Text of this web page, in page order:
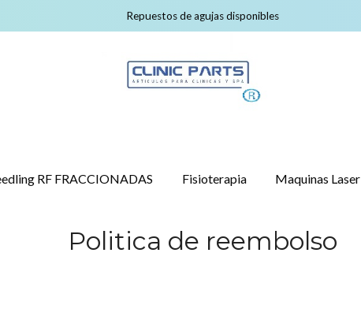
Repuestos de agujas disponibles
RF FRACCIONADAS Fisioterapia Maquinas Laser
Politica de reembolso